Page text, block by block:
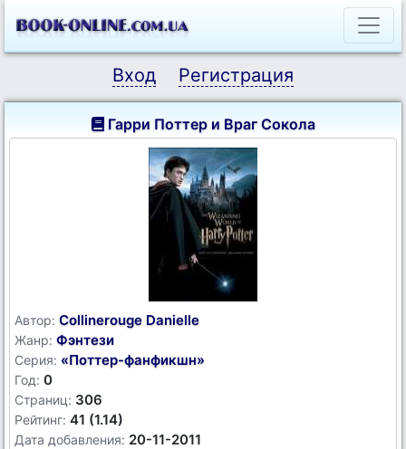
Вход Регистрация
Гарри Поттер и Враг Сокола
Автор: Collinerouge Danielle
Жанр: Фэнтези
Серия: «Поттер-фанфикшн»
Год: 0
Страниц: 306
Рейтинг: 41 (1.14)
Дата добавления: 20-11-2011